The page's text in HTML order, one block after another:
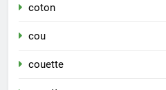
coton
cou
couette